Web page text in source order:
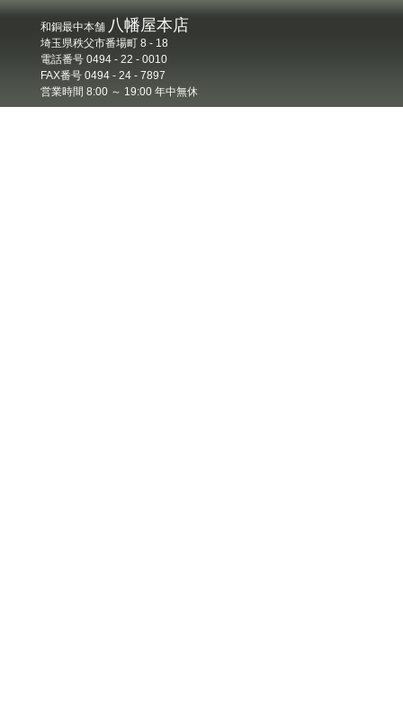
和銅最中本舗 八幡屋本店
埼玉県秩父市番場町 8 - 18
電話番号 0494 - 22 - 0010
FAX番号 0494 - 24 - 7897
営業時間 8:00 ～ 19:00 年中無休